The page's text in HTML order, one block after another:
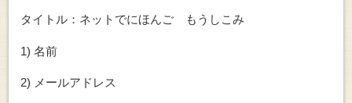
タイトル：ネットでにほんご もうしこみ
1) 名前
2) メールアドレス